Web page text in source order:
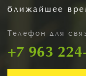
ближайшее
Телефон для
+7 963